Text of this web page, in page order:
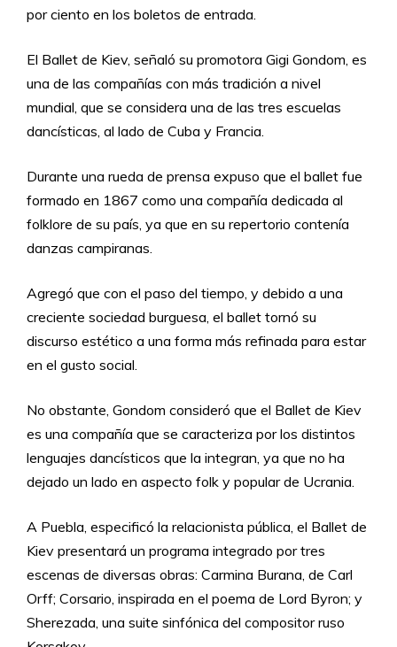
por ciento en los boletos de entrada.
El Ballet de Kiev, señaló su promotora Gigi Gondom, es
una de las compañías con más tradición a nivel
mundial, que se considera una de las tres escuelas
dancísticas, al lado de Cuba y Francia.
Durante una rueda de prensa expuso que el ballet fue
formado en 1867 como una compañía dedicada al
folklore de su país, ya que en su repertorio contenía
danzas campiranas.
Agregó que con el paso del tiempo, y debido a una
creciente sociedad burguesa, el ballet tornó su
discurso estético a una forma más refinada para estar
en el gusto social.
No obstante, Gondom consideró que el Ballet de Kiev
es una compañía que se caracteriza por los distintos
lenguajes dancísticos que la integran, ya que no ha
dejado un lado en aspecto folk y popular de Ucrania.
A Puebla, especificó la relacionista pública, el Ballet de
Kiev presentará un programa integrado por tres
escenas de diversas obras: Carmina Burana, de Carl
Orff; Corsario, inspirada en el poema de Lord Byron; y
Sherezada, una suite sinfónica del compositor ruso